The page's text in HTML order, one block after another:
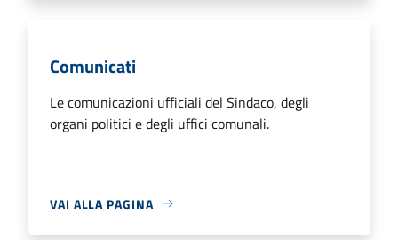
Comunicati
Le comunicazioni ufficiali del Sindaco, degli
organi politici e degli uffici comunali.
VAI ALLA PAGINA